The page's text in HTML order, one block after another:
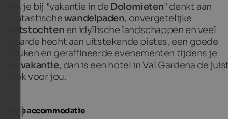
Als je bij "vakantie in de Dolomieten" denkt aan
fantastischewandelpaden, onvergetelijke
fietstochten en idyllische landschappen en veel
waarde hecht aan uitstekende pistes, een goede
keuken en geraffineerde evenementen tijdens je
skivakantie, dan is een hotel in Val Gardena de
plek voor jou.
Type accommodatie